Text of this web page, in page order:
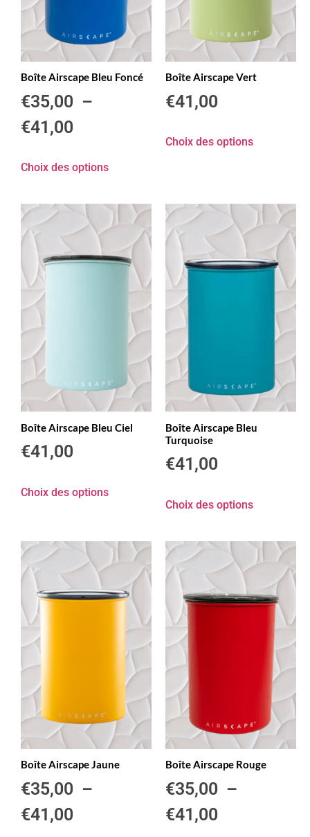
Boîte Airscape Bleu Foncé
€35,00 –
€41,00
Choix des options
Boîte Airscape Vert
€41,00
Choix des options
Boîte Airscape Bleu Ciel
€41,00
Choix des options
Boîte Airscape Bleu
Turquoise
€41,00
Choix des options
Boîte Airscape Jaune
€35,00 –
€41,00
Boîte Airscape Rouge
€35,00 –
€41,00